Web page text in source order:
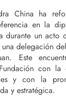
China ha
en la
durante un acto
delegación
Este
con la
y con la
y estratégica.